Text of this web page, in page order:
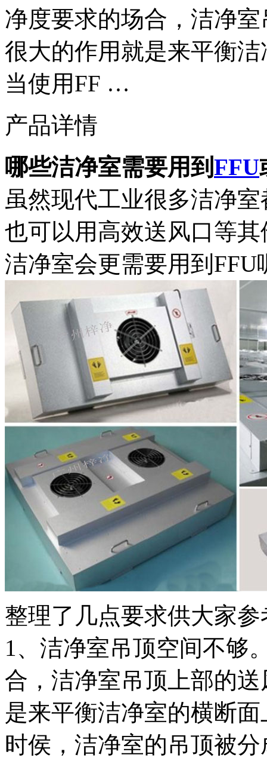
净度要求的场合，洁净
很大的作用就是来平衡
当使用FF …
产品详情
哪些洁净室需要用到 FFU
虽然现代工业很多洁净
也可以用高效送风口等
洁净室会更需要用到FFU
整理了几点要求供大家参
1、洁净室吊顶空间不够
合，洁净室吊顶上部的
是来平衡洁净室的横断
时侯，洁净室的吊顶被